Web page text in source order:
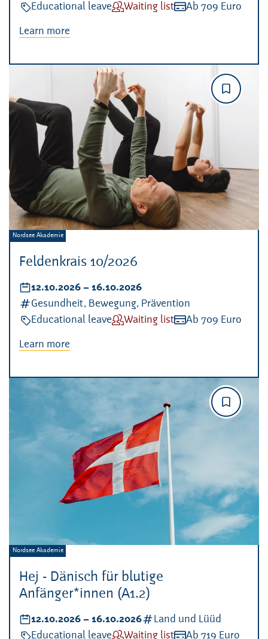
Veranstaltungsart:
Educational leaveVerfügbarkeit:
Waiting listKosten:
Ab 709 Euro
Learn more
Feldenkrais 10/2026
Veranstalter:
Nordsee Akademie
Datum:
12.10.2026 – bis
16.10.2026
Kategorien:
Gesundheit, Bewegung, Prävention
Veranstaltungsart:
Educational leaveVerfügbarkeit:
Waiting listKosten:
Ab 709 Euro
Learn more
Hej - Dänisch für blutige
Anfänger*innen (A1.2)
Veranstalter:
Nordsee Akademie
Datum:
12.10.2026 – bis
16.10.2026Kategorien:
Land und Lüüd
Veranstaltungsart:
Educational leaveVerfügbarkeit:
Waiting listKosten:
Ab 719 Euro